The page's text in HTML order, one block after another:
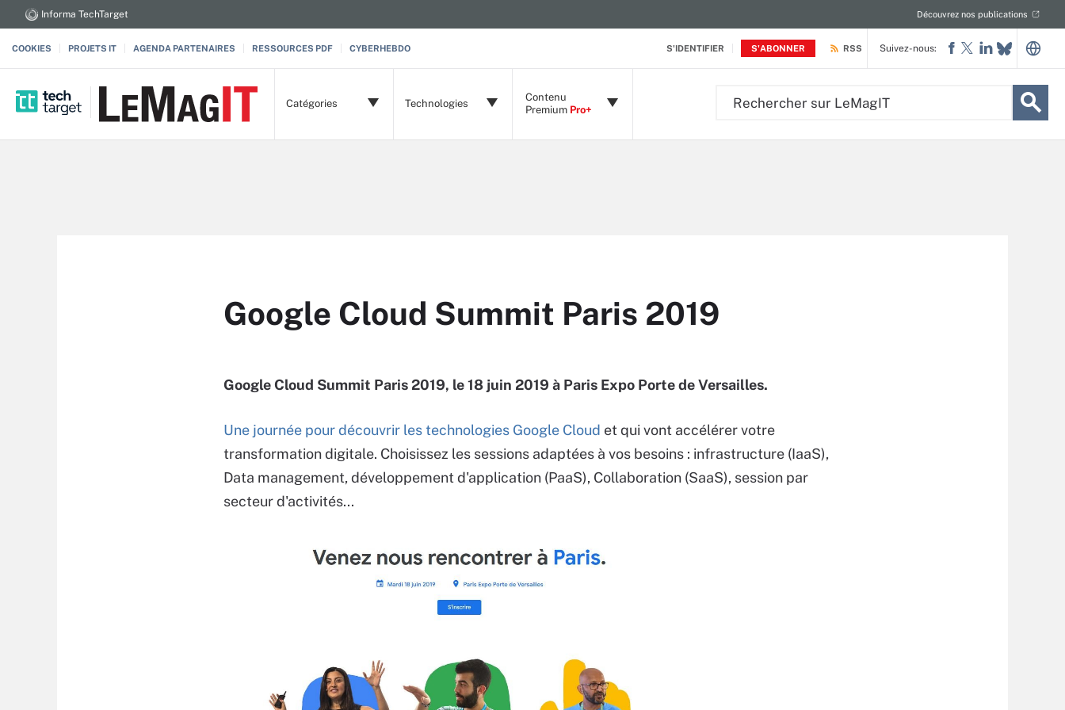
S'IDENTIFIER S'ABONNER
Informa TechTarget Découvrez nos publications
COOKIES PROJETS IT AGENDA PARTENAIRES RESSOURCES PDF CYBERHEBDO RSS
Catégories Technologies
Contenu
Premium Pro+
Suivez-nous:
Google Cloud Summit Paris 2019
Google Cloud Summit Paris 2019, le 18 juin 2019 à Paris Expo Porte de Versailles.
Une journée pour découvrir les technologies Google Cloud et qui vont accélérer votre
transformation digitale. Choisissez les sessions adaptées à vos besoins : infrastructure (IaaS),
Data management, développement d'application (PaaS), Collaboration (SaaS), session par
secteur d'activités...